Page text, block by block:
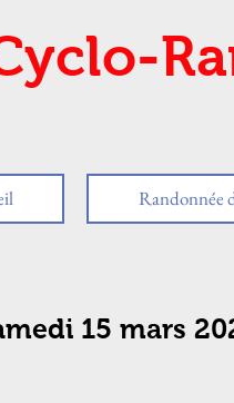
Randonnée
15 mars